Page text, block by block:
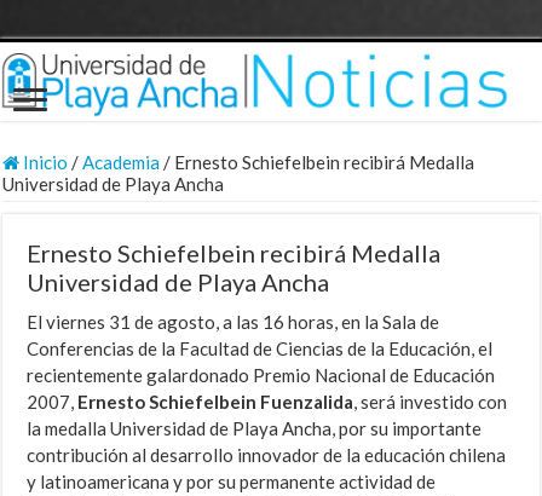
Inicio /Academia/ Ernesto Schiefelbein recibirá Medalla
Universidad de Playa Ancha
Ernesto Schiefelbein recibirá Medalla
Universidad de Playa Ancha
El viernes 31 de agosto, a las 16 horas, en la Sala de
Conferencias de la Facultad de Ciencias de la Educación, el
recientemente galardonado Premio Nacional de Educación
2007, Ernesto Schiefelbein Fuenzalida, será investido con
la medalla Universidad de Playa Ancha, por su importante
contribución al desarrollo innovador de la educación chilena
y latinoamericana y por su permanente actividad de